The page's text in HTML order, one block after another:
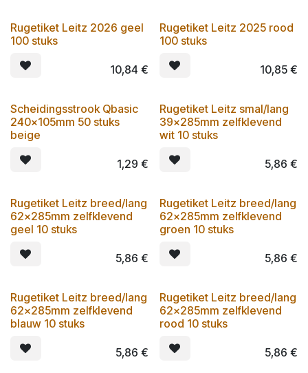
Rugetiket Leitz 2026 geel
100 stuks
10,84 €
Rugetiket Leitz 2025 rood
100 stuks
10,85€
Scheidingsstrook Qbasic
240x105mm 50 stuks
beige
1,29 €
Rugetiket Leitz smal/lang
39x285mm zelfklevend
wit 10 stuks
5,86 €
Rugetiket Leitz breed/lang
62x285mm zelfklevend
geel 10 stuks
5,86 €
Rugetiket Leitz breed/lang
62x285mm zelfklevend
groen 10 stuks
5,86 €
Rugetiket Leitz breed/lang
62x285mm zelfklevend
blauw 10 stuks
5,86 €
Rugetiket Leitz breed/lang
62x285mm zelfklevend
rood 10 stuks
5,86 €